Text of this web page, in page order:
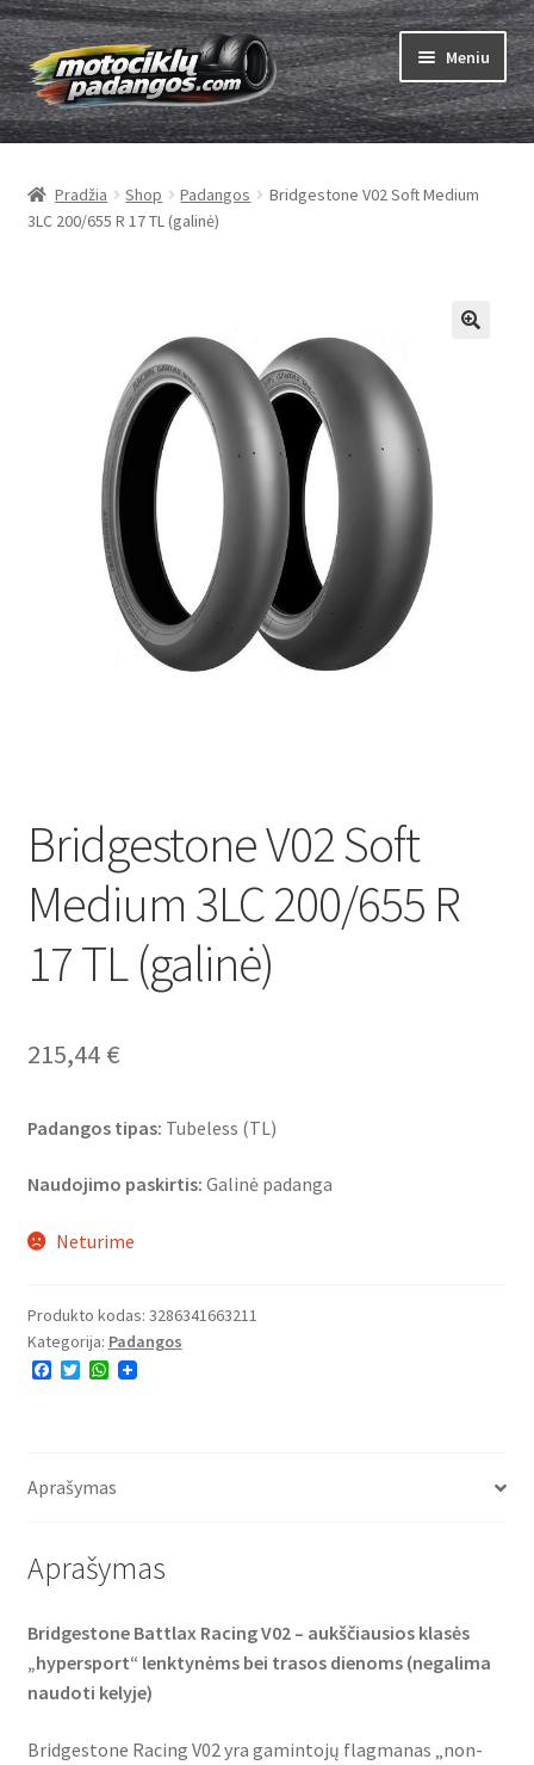
Pereiti
prie
meniu
Pereiti
prie
turinio
Meniu
Padangos
menu
Kameros
menu
Kontaktai
Pradžia Shop Padangos
Bridgestone V02 Soft Medium
3LC 200/655 R 17 TL (galinė)
Bridgestone V02 Soft
Medium 3LC 200/655 R
17 TL (galinė)
215,44 €
Padangos tipas: Tubeless (TL)
Naudojimo paskirtis: Galinė padanga
Neturime
Produkto kodas: 3286341663211
Kategorija: Padangos
F
o
T
r
W
p
Aprašymas
Aprašymas
Bridgestone Battlax Racing V02 – aukščiausios klasės
„hypersport“ lenktynėms bei trasos dienoms (negalima
naudoti kelyje)
Bridgestone Racing V02 yra gamintojų flagmanas „non-